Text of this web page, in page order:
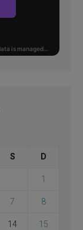
S D
1
7 8
14 15